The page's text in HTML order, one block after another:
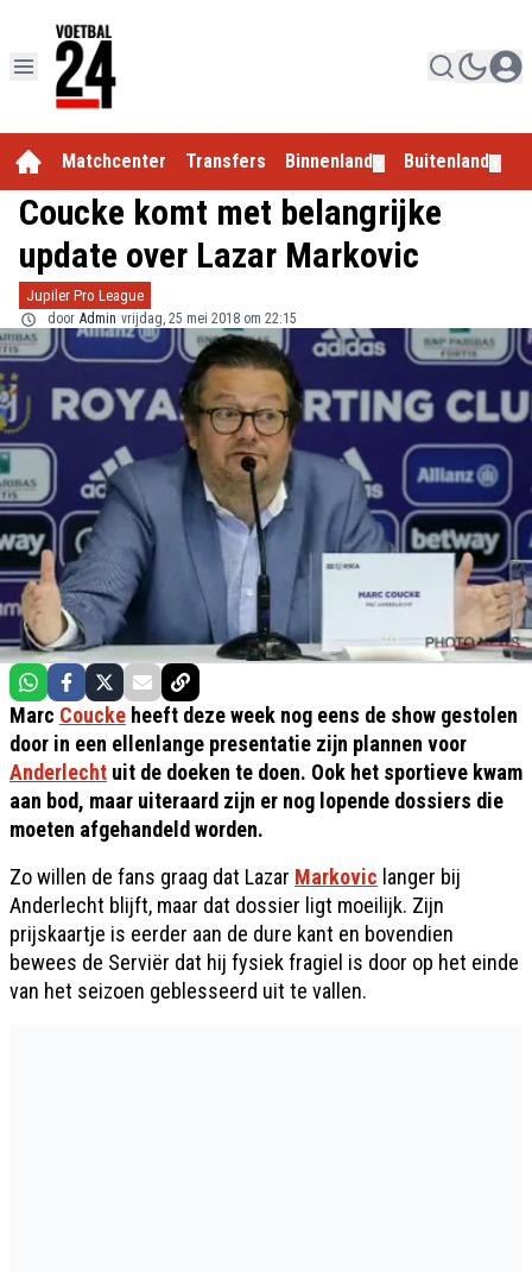
Matchcenter Transfers Binnenland Buitenland
Coucke komt met belangrijke
update over Lazar Markovic
Jupiler Pro League
door Admin vrijdag, 25 mei 2018 om 22:15
Marc Coucke heeft deze week nog eens de show gestolen
door in een ellenlange presentatie zijn plannen voor
Anderlecht uit de doeken te doen. Ook het sportieve kwam
aan bod, maar uiteraard zijn er nog lopende dossiers die
moeten afgehandeld worden.
Zo willen de fans graag dat Lazar Markovic langer bij
Anderlecht blijft, maar dat dossier ligt moeilijk. Zijn
prijskaartje is eerder aan de dure kant en bovendien
bewees de Serviër dat hij fysiek fragiel is door op het einde
van het seizoen geblesseerd uit te vallen.